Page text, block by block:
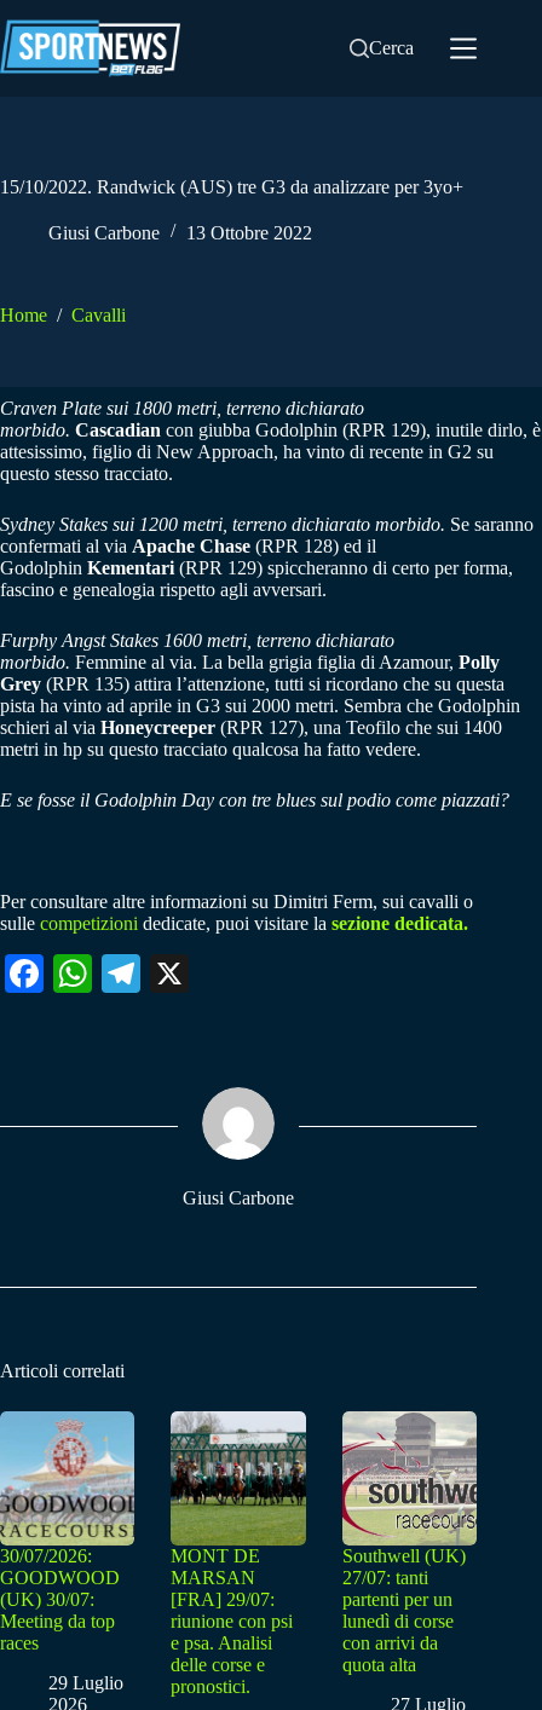
al
contenuto
Cerca
15/10/2022. Randwick (AUS) tre G3 da analizzare per 3yo+
Giusi Carbone 13 Ottobre 2022
Home / Cavalli
Craven Plate sui 1800 metri, terreno dichiarato
morbido. Cascadian con giubba Godolphin (RPR 129), inutile dirlo, è
attesissimo, figlio di New Approach, ha vinto di recente in G2 su
questo stesso tracciato.
Sydney Stakes sui 1200 metri, terreno dichiarato morbido. Se saranno
confermati al via Apache Chase (RPR 128) ed il
Godolphin Kementari (RPR 129) spiccheranno di certo per forma,
fascino e genealogia rispetto agli avversari.
Furphy Angst Stakes 1600 metri, terreno dichiarato
morbido. Femmine al via. La bella grigia figlia di Azamour, Polly
Grey (RPR 135) attira l’attenzione, tutti si ricordano che su questa
pista ha vinto ad aprile in G3 sui 2000 metri. Sembra che Godolphin
schieri al via Honeycreeper (RPR 127), una Teofilo che sui 1400
metri in hp su questo tracciato qualcosa ha fatto vedere.
E se fosse il Godolphin Day con tre blues sul podio come piazzati?
Per consultare altre informazioni su Dimitri Ferm, sui cavalli o
sulle competizioni dedicate, puoi visitare la sezione dedicata.
Fa W
pp
Te
m
Giusi Carbone
Articoli correlati
30/07/2026:
GOODWOOD
(UK) 30/07:
Meeting da top
races
29 Luglio
2026
MONT DE
MARSAN
[FRA] 29/07:
riunione con psi
e psa. Analisi
delle corse e
pronostici.
Southwell (UK)
27/07: tanti
partenti per un
lunedì di corse
con arrivi da
quota alta
27 Luglio